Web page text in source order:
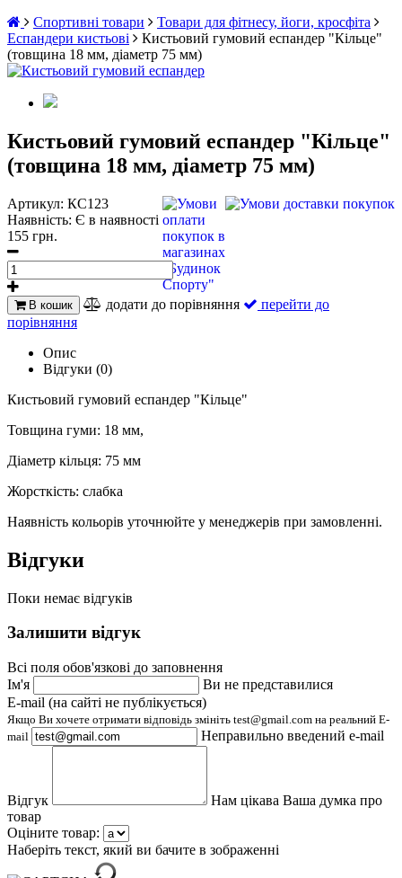
Спортивні товари
Товари для фітнесу, йоги, кросфіта
Еспандери кистьові
Кистьовий гумовий еспандер "Кільце"
(товщина 18 мм, діаметр 75 мм)
Кистьовий гумовий еспандер "Кільце"
(товщина 18 мм, діаметр 75 мм)
Артикул: КС123
Наявність: Є в наявності
155 грн.
В кошик додати до порівняння
перейти до
порівняння
Опис
Відгуки (0)
Кистьовий гумовий еспандер "Кільце"
Товщина гуми: 18 мм,
Діаметр кільця: 75 мм
Жорсткість: слабка
Наявність кольорів уточнюйте у менеджерів при замовленні.
Відгуки
Поки немає відгуків
Залишити відгук
Всі поля обов'язкові до заповнення
Ім'я
Ви не представилися
E-mail (на сайті не публікується)
Якщо Ви хочете отримати відповідь змініть test@gmail.com на реальний E-
mail
Неправильно введений e-mail
Відгук
Нам цікава Ваша думка про
товар
Оціните товар:
Наберіть текст, який ви бачите в зображенні